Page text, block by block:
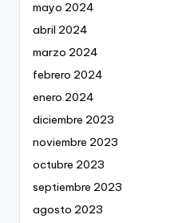
mayo 2024
abril 2024
marzo 2024
febrero 2024
enero 2024
diciembre 2023
noviembre 2023
octubre 2023
septiembre 2023
agosto 2023